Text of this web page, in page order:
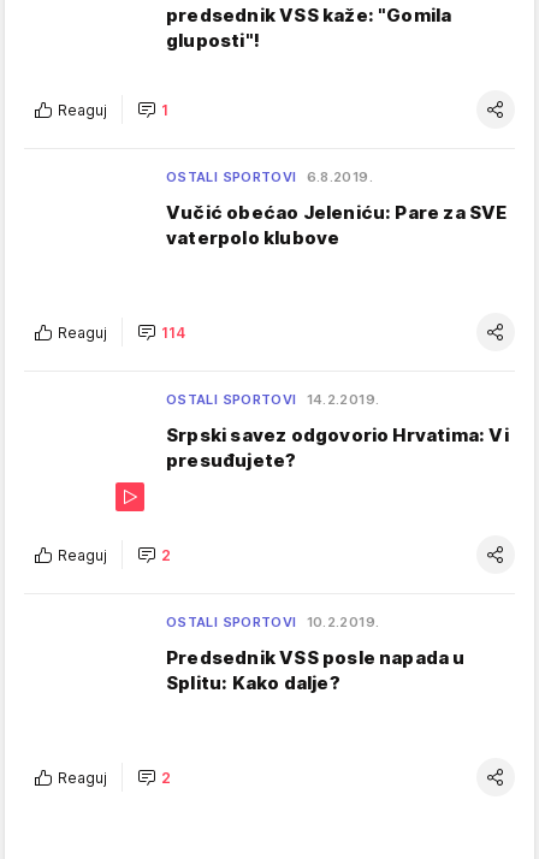
predsednik VSS kaže: "Gomila
gluposti"!
Reaguj 1
OSTALI SPORTOVI 6.8.2019.
Vučić obećao Jeleniću: Pare za SVE
vaterpolo klubove
Reaguj 114
OSTALI SPORTOVI 14.2.2019.
Srpski savez odgovorio Hrvatima: Vi
presuđujete?
Reaguj 2
OSTALI SPORTOVI 10.2.2019.
Predsednik VSS posle napada u
Splitu: Kako dalje?
Reaguj 2